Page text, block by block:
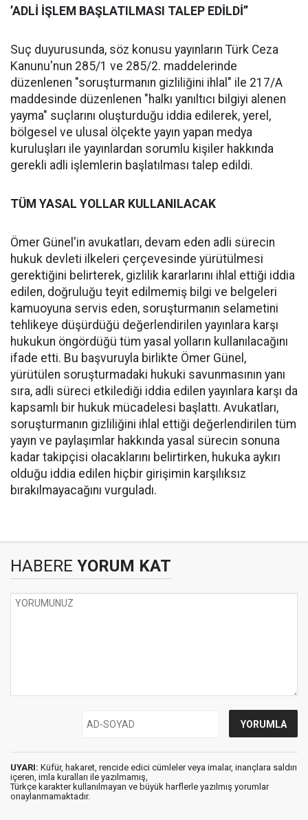
’ADLİ İŞLEM BAŞLATILMASI TALEP EDİLDİ’’
Suç duyurusunda, söz konusu yayınların Türk Ceza
Kanunu'nun 285/1 ve 285/2. maddelerinde
düzenlenen "soruşturmanın gizliliğini ihlal" ile 217/A
maddesinde düzenlenen "halkı yanıltıcı bilgiyi alenen
yayma" suçlarını oluşturduğu iddia edilerek, yerel,
bölgesel ve ulusal ölçekte yayın yapan medya
kuruluşları ile yayınlardan sorumlu kişiler hakkında
gerekli adli işlemlerin başlatılması talep edildi.
TÜM YASAL YOLLAR KULLANILACAK
Ömer Günel'in avukatları, devam eden adli sürecin
hukuk devleti ilkeleri çerçevesinde yürütülmesi
gerektiğini belirterek, gizlilik kararlarını ihlal ettiği iddia
edilen, doğruluğu teyit edilmemiş bilgi ve belgeleri
kamuoyuna servis eden, soruşturmanın selametini
tehlikeye düşürdüğü değerlendirilen yayınlara karşı
hukukun öngördüğü tüm yasal yolların kullanılacağını
ifade etti. Bu başvuruyla birlikte Ömer Günel,
yürütülen soruşturmadaki hukuki savunmasının yanı
sıra, adli süreci etkilediği iddia edilen yayınlara karşı da
kapsamlı bir hukuk mücadelesi başlattı. Avukatları,
soruşturmanın gizliliğini ihlal ettiği değerlendirilen tüm
yayın ve paylaşımlar hakkında yasal sürecin sonuna
kadar takipçisi olacaklarını belirtirken, hukuka aykırı
olduğu iddia edilen hiçbir girişimin karşılıksız
bırakılmayacağını vurguladı.
HABERE YORUM KAT
UYARI: Küfür, hakaret, rencide edici cümleler veya imalar, inançlara saldırı
içeren, imla kuralları ile yazılmamış,
Türkçe karakter kullanılmayan ve büyük harflerle yazılmış yorumlar
onaylanmamaktadır.